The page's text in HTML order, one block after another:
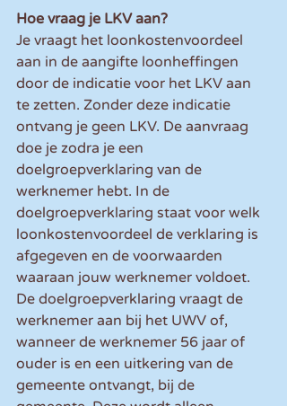
Hoe vraag je LKV aan?
Je vraagt het loonkostenvoordeel
aan in de aangifte loonheffingen
door de indicatie voor het LKV aan
te zetten. Zonder deze indicatie
ontvang je geen LKV. De aanvraag
doe je zodra je een
doelgroepverklaring van de
werknemer hebt. In de
doelgroepverklaring staat voor welk
loonkostenvoordeel de verklaring is
afgegeven en de voorwaarden
waaraan jouw werknemer voldoet.
De doelgroepverklaring vraagt de
werknemer aan bij het UWV of,
wanneer de werknemer 56 jaar of
ouder is en een uitkering van de
gemeente ontvangt, bij de